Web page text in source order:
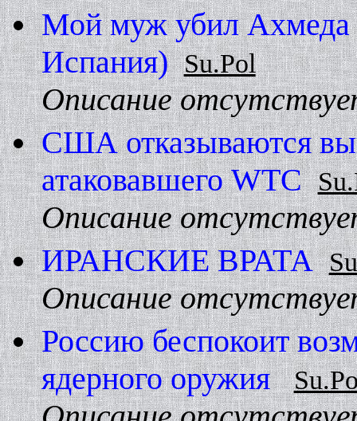
Мой муж убил Ахмеда
Испания) Su.Pol
Описание
США отказываются
атаковавшего WTC
Описание
ИРАHСКИЕ ВРАТА
Описание
Россию беспокоит
ядерного оружия